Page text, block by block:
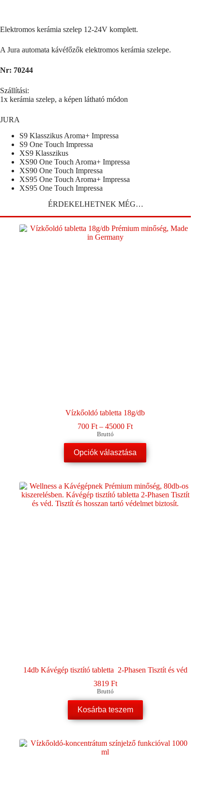
Elektromos kerámia szelep 12-24V komplett.
A Jura automata kávéfőzők elektromos kerámia szelepe.
Nr: 70244
Szállítási:
1x kerámia szelep, a képen látható módon
JURA
S9 Klasszikus Aroma+ Impressa
S9 One Touch Impressa
XS9 Klasszikus
XS90 One Touch Aroma+ Impressa
XS90 One Touch Impressa
XS95 One Touch Aroma+ Impressa
XS95 One Touch Impressa
ÉRDEKELHETNEK MÉG…
Vízkőoldó tabletta 18g/db
700Ft – 45000FtÁrtartomány:
-
45000 Ft
Bruttó
Opciók választása
Ennek
a
terméknek
variációja
van.
A
változatok
14db Kávégép tisztító tabletta 2-Phasen Tisztít és véd
3819 Ft
Bruttó
Kosárba teszem